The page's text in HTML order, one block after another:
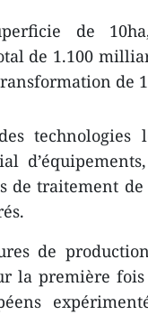
de
de 1.100
de
de traitement
de
la première